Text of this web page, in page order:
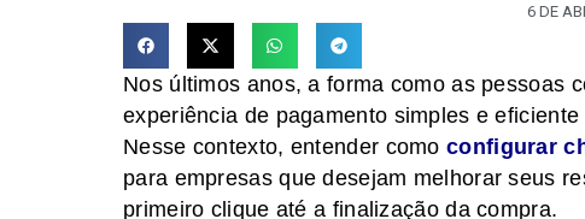
6 DE
Nos últimos anos, a forma como as pessoas
experiência de pagamento simples e
Nesse contexto, entender como configurar
para empresas que desejam melhorar seus
primeiro clique até a finalização da compra.